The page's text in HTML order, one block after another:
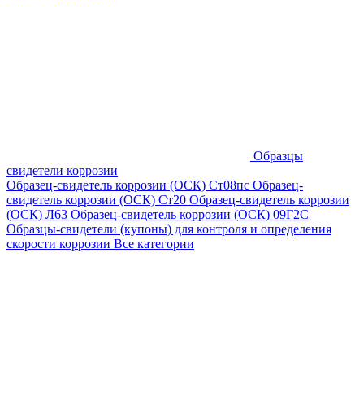
Образцы
свидетели коррозии
Образец-свидетель коррозии (ОСК) Ст08пс Образец-
свидетель коррозии (ОСК) Ст20 Образец-свидетель коррозии
(ОСК) Л63 Образец-свидетель коррозии (ОСК) 09Г2С
Образцы-свидетели (купоны) для контроля и определения
скорости коррозии Все категории